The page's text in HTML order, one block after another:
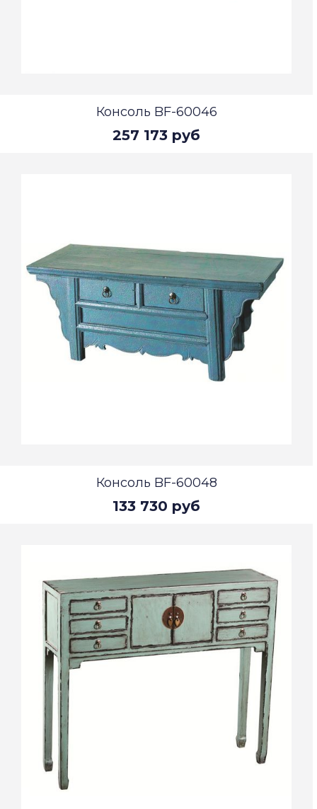
Консоль BF-60046
257 173 руб
Консоль BF-60048
133 730 руб